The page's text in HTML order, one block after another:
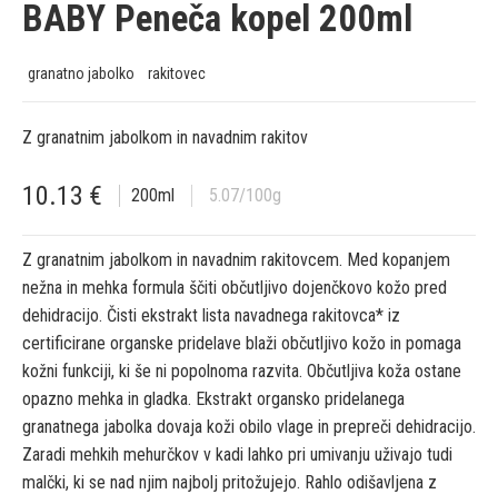
BABY Peneča kopel 200ml
granatno jabolko rakitovec
Z granatnim jabolkom in navadnim rakitov
10.13 € 200ml 5.07/100g
Z granatnim jabolkom in navadnim rakitovcem. Med kopanjem
nežna in mehka formula ščiti občutljivo dojenčkovo kožo pred
dehidracijo. Čisti ekstrakt lista navadnega rakitovca* iz
certificirane organske pridelave blaži občutljivo kožo in pomaga
kožni funkciji, ki še ni popolnoma razvita. Občutljiva koža ostane
opazno mehka in gladka. Ekstrakt organsko pridelanega
granatnega jabolka dovaja koži obilo vlage in prepreči dehidracijo.
Zaradi mehkih mehurčkov v kadi lahko pri umivanju uživajo tudi
malčki, ki se nad njim najbolj pritožujejo. Rahlo odišavljena z